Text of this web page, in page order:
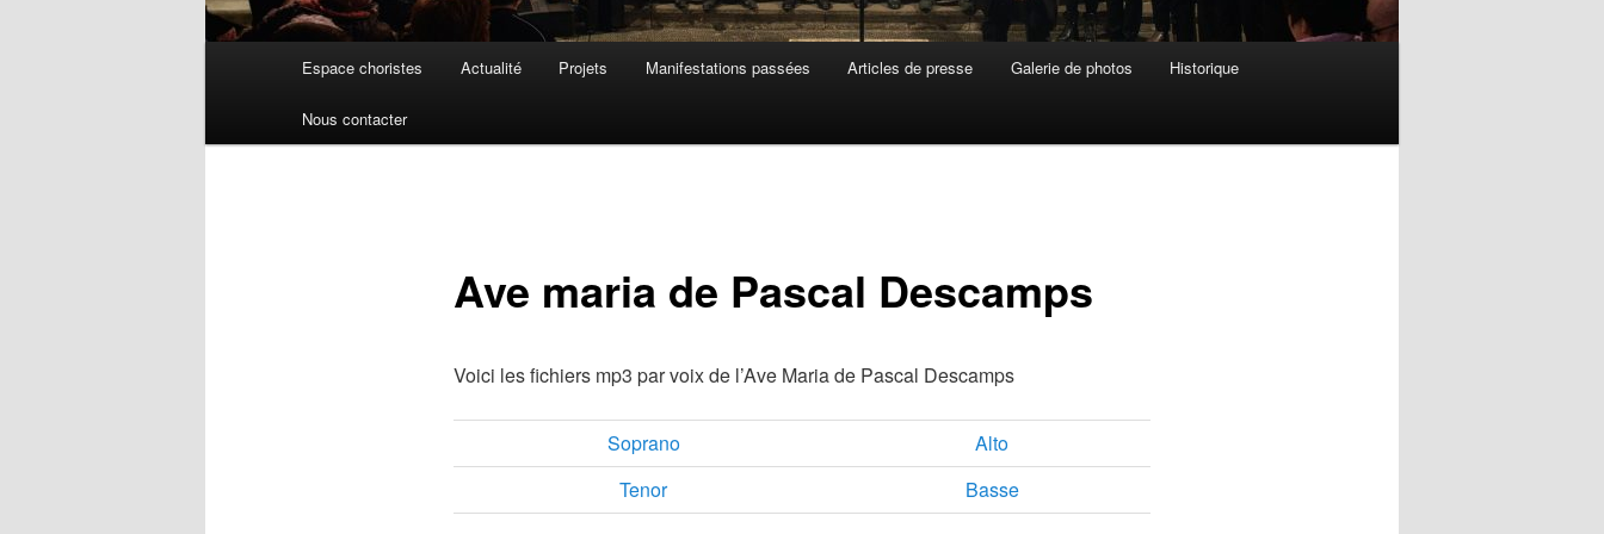
Espace choristes Actualité Projets Manifestations passées Articles de presse Galerie de photos Historique
Nous contacter
Ave maria de Pascal Descamps
Voici les fichiers mp3 par voix de l’Ave Maria de Pascal Descamps
Soprano
Alto
Tenor
Basse